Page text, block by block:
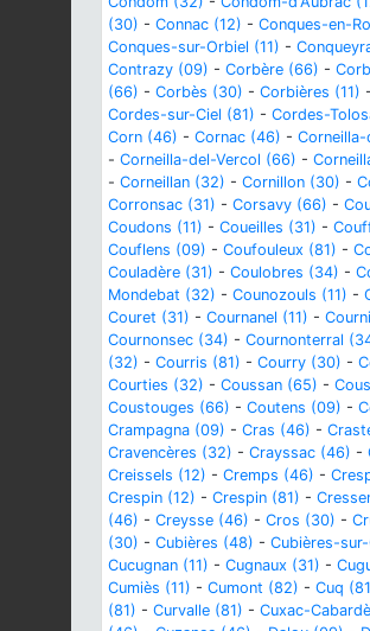
(30) - Connac (12) - Conques-en-
Conques-sur-Orbiel (11) -
Contrazy (09) - Corbère (66) -
(66) - Corbès (30) - Corbières (11) -
Cordes-sur-Ciel (81) - Cordes-
Corn (46) - Cornac (46) -
- Corneilla-del-Vercol (66) -
- Corneillan (32) - Cornillon (30) -
Corronsac (31) - Corsavy (66) -
Coudons (11) - Coueilles (31) -
Couflens (09) - Coufouleux (81) -
Couladère (31) - Coulobres (34) -
Mondebat (32) - Counozouls (11) -
Couret (31) - Cournanel (11) -
Cournonsec (34) - Cournonterral
(32) - Courris (81) - Courry (30) -
Courties (32) - Coussan (65) -
Coustouges (66) - Coutens (09) -
Crampagna (09) - Cras (46) -
Cravencères (32) - Crayssac (46) -
Creissels (12) - Cremps (46) -
Crespin (12) - Crespin (81) -
(46) - Creysse (46) - Cros (30) -
(30) - Cubières (48) - Cubières-
Cucugnan (11) - Cugnaux (31) -
Cumiès (11) - Cumont (82) - Cuq
(81) - Curvalle (81) - Cuxac-